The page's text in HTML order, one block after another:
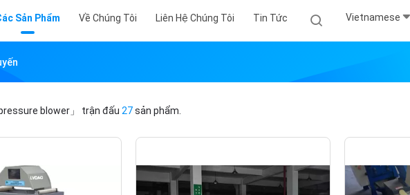
Sản Phẩm Về Chúng Tôi Liên Hệ Chúng Tôi Tin Tức Vietnamese
blower」 trận đấu 27sản phẩm.